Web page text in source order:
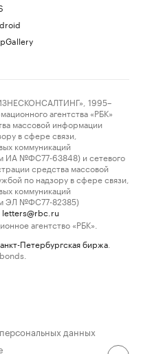
1995–
агентства «РБК»
массовой информации
в сфере связи,
коммуникаций
ИА №ФС77-63848) и сетевого
средства массовой
по надзору в сфере связи,
коммуникаций
ЭЛ №ФС77-82385)
letters@rbc.ru
агентство «РБК».
Петербургская биржа
данных